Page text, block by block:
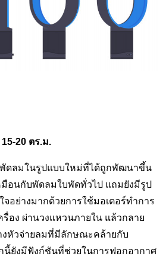
20 ตร.ม.
ดลมในรูปแบบใหม่ที่ได้ถูกพัฒนาขึ้น
อนกับพัดลมใบพัดทั่วไป แถมยังมีรูป
อย่างมากด้วยการใช้มอเตอร์ทำการ
รื่อง ผ่านวงแหวนภายใน แล้วกลาย
งหัวจ่ายลมที่มีลักษณะคล้ายกับ
นี้ยังมีฟังก์ชันที่ช่วยในการฟอกอากาศ